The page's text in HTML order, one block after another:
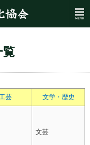
覧
芸 文学・歴史
文芸